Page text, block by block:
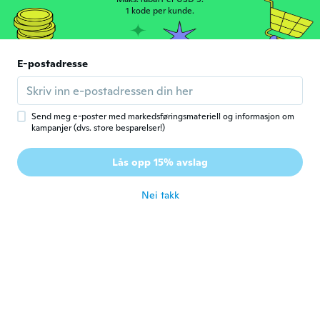
M 11
ca. 6 år siden
S Shawna
Ble med i 2018 · 353 omtaler
marisol
Ble med i 2017 · 6 omtaler
1 kode per kunde.
E-postadresse
Send meg e-poster med markedsføringsmateriell og informasjon om
kampanjer (dvs. store besparelser!)
Lås opp 15% avslag
Nei takk